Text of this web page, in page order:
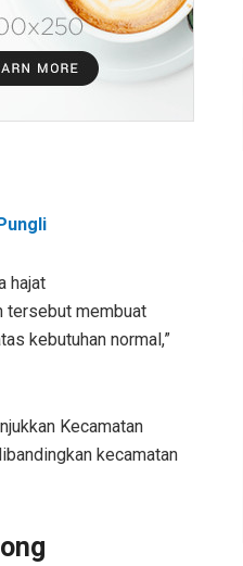
hajat
tersebut membuat
kebutuhan normal,”
Kecamatan
kecamatan